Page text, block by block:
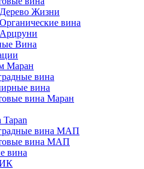
Дерево Жизни
Органические вина
Арцруни
Вина
Маран
вина
вина
вина Маран
Tapan
вина МАП
вина МАП
вина